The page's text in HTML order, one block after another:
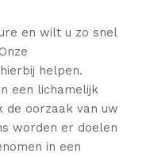
en wilt u zo snel
helpen.
een lichamelijk
de oorzaak van uw
worden er doelen
in een